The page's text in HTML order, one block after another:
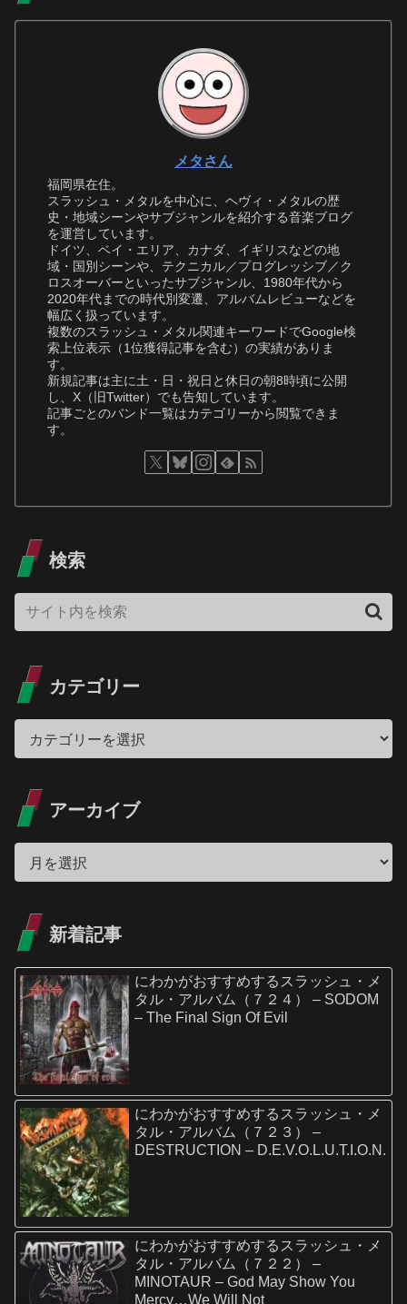
メタさん
福岡県在住。
スラッシュ・メタルを中心に、ヘヴィ・メタルの歴
史・地域シーンやサブジャンルを紹介する音楽ブログ
を運営しています。
ドイツ、ベイ・エリア、カナダ、イギリスなどの地
域・国別シーンや、テクニカル／プログレッシブ／ク
ロスオーバーといったサブジャンル、1980年代から
2020年代までの時代別変遷、アルバムレビューなどを
幅広く扱っています。
複数のスラッシュ・メタル関連キーワードでGoogle検
索上位表示（1位獲得記事を含む）の実績がありま
す。
新規記事は主に土・日・祝日と休日の朝8時頃に公開
し、X（旧Twitter）でも告知しています。
記事ごとのバンド一覧はカテゴリーから閲覧できま
す。
検索
カテゴリー
アーカイブ
新着記事
にわかがおすすめするスラッシュ・メ
タル・アルバム（７２４） – SODOM
– The Final Sign Of Evil
にわかがおすすめするスラッシュ・メ
タル・アルバム（７２３） –
DESTRUCTION – D.E.V.O.L.U.T.I.O.N.
にわかがおすすめするスラッシュ・メ
タル・アルバム（７２２） –
MINOTAUR – God May Show You
Mercy…We Will Not